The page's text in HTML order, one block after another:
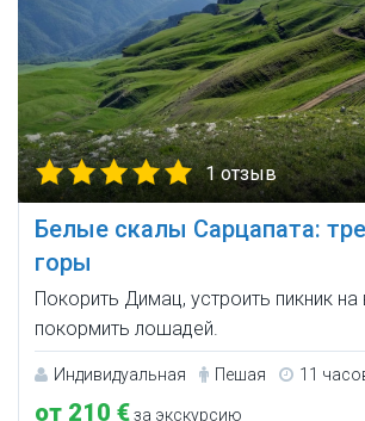
1 отзыв
Белые скалы Сарцапата:
горы
Покорить Димац, устроить пикник
покормить лошадей.
Индивидуальная Пешая 11
от 210 €за экскурсию